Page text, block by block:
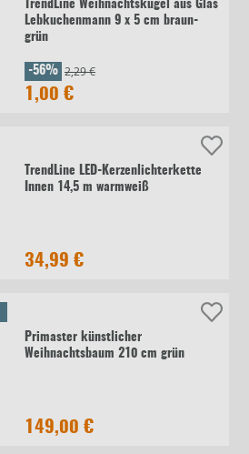
TrendLine Weihnachtskugel aus Glas
Lebkuchenmann 9 x 5 cm braun-
grün
-56% 2,29 €
1,00 €
TrendLine LED-Kerzenlichterkette
Innen 14,5 m warmweiß
34,99 €
Primaster künstlicher
Weihnachtsbaum 210 cm grün
149,00 €